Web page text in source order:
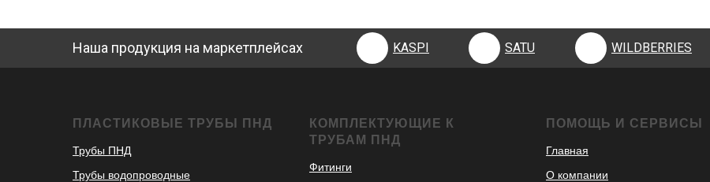
Наша продукция на маркетплейсах KASPI SATU WILDBERRIES
ПЛАСТИКОВЫЕ ТРУБЫ ПНД
Трубы ПНД
Трубы водопроводные
КОМПЛЕКТУЮЩИЕ К
ТРУБАМ ПНД
Фитинги
ПОМОЩЬ И СЕРВИСЫ
Главная
О компании